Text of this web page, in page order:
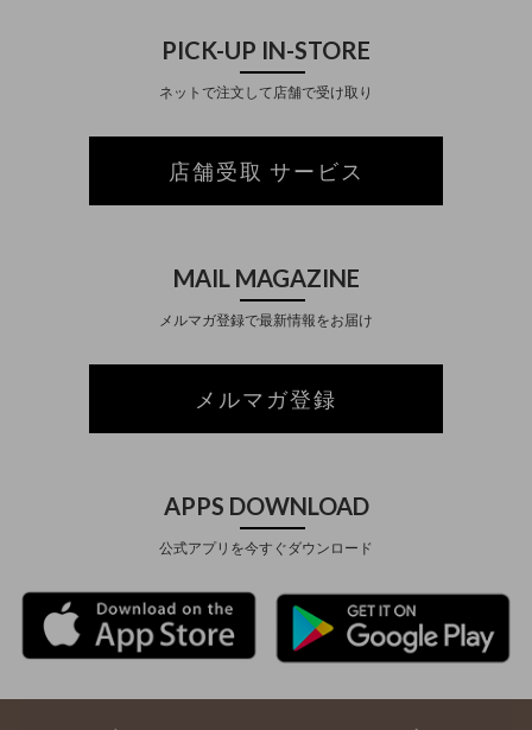
PICK-UP IN-STORE
ネットで注文して店舗で受け取り
店舗受取 サービス
MAIL MAGAZINE
メルマガ登録で最新情報をお届け
メルマガ登録
APPS DOWNLOAD
公式アプリを今すぐダウンロード